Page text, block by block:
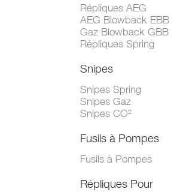
Répliques AEG
AEG Blowback EBB
Gaz Blowback GBB
Répliques Spring
Snipes
Snipes Spring
Snipes Gaz
Snipes CO²
Fusils à Pompes
Fusils à Pompes
Répliques Pour